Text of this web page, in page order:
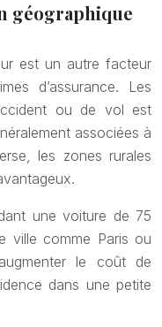
géographique
est un autre facteur
d’assurance. Les
ou de vol est
associées à
les zones rurales
une voiture de 75
ville comme Paris ou
le coût de
dans une petite